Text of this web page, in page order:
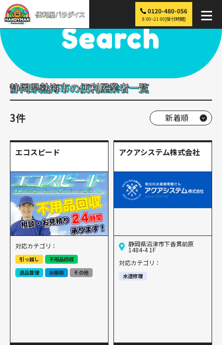
0120-480-056
8:00~21:00[受付時間]
便利屋パラダイス > 探す > 熱海市
Search
静岡県熱海市の便利屋業者一覧
3件
エコスピード
対応カテゴリ：
引っ越し
不用品回収
遺品整理
お掃除 その他
アクアシステム株式会社
静岡県沼津市下香貫前原
1484-4 1F
対応カテゴリ：
水道修理